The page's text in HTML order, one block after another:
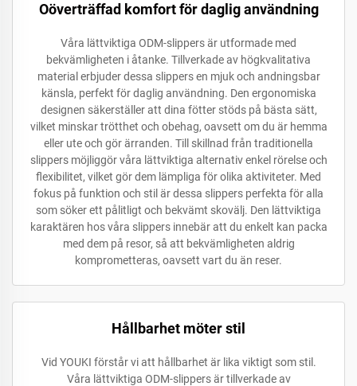
Oöverträffad komfort för daglig användning
Våra lättviktiga ODM-slippers är utformade med
bekvämligheten i åtanke. Tillverkade av högkvalitativa
material erbjuder dessa slippers en mjuk och andningsbar
känsla, perfekt för daglig användning. Den ergonomiska
designen säkerställer att dina fötter stöds på bästa sätt,
vilket minskar trötthet och obehag, oavsett om du är hemma
eller ute och gör ärranden. Till skillnad från traditionella
slippers möjliggör våra lättviktiga alternativ enkel rörelse och
flexibilitet, vilket gör dem lämpliga för olika aktiviteter. Med
fokus på funktion och stil är dessa slippers perfekta för alla
som söker ett pålitligt och bekvämt skovälj. Den lättviktiga
karaktären hos våra slippers innebär att du enkelt kan packa
med dem på resor, så att bekvämligheten aldrig
komprometteras, oavsett vart du än reser.
Hållbarhet möter stil
Vid YOUKI förstår vi att hållbarhet är lika viktigt som stil.
Våra lättviktiga ODM-slippers är tillverkade av